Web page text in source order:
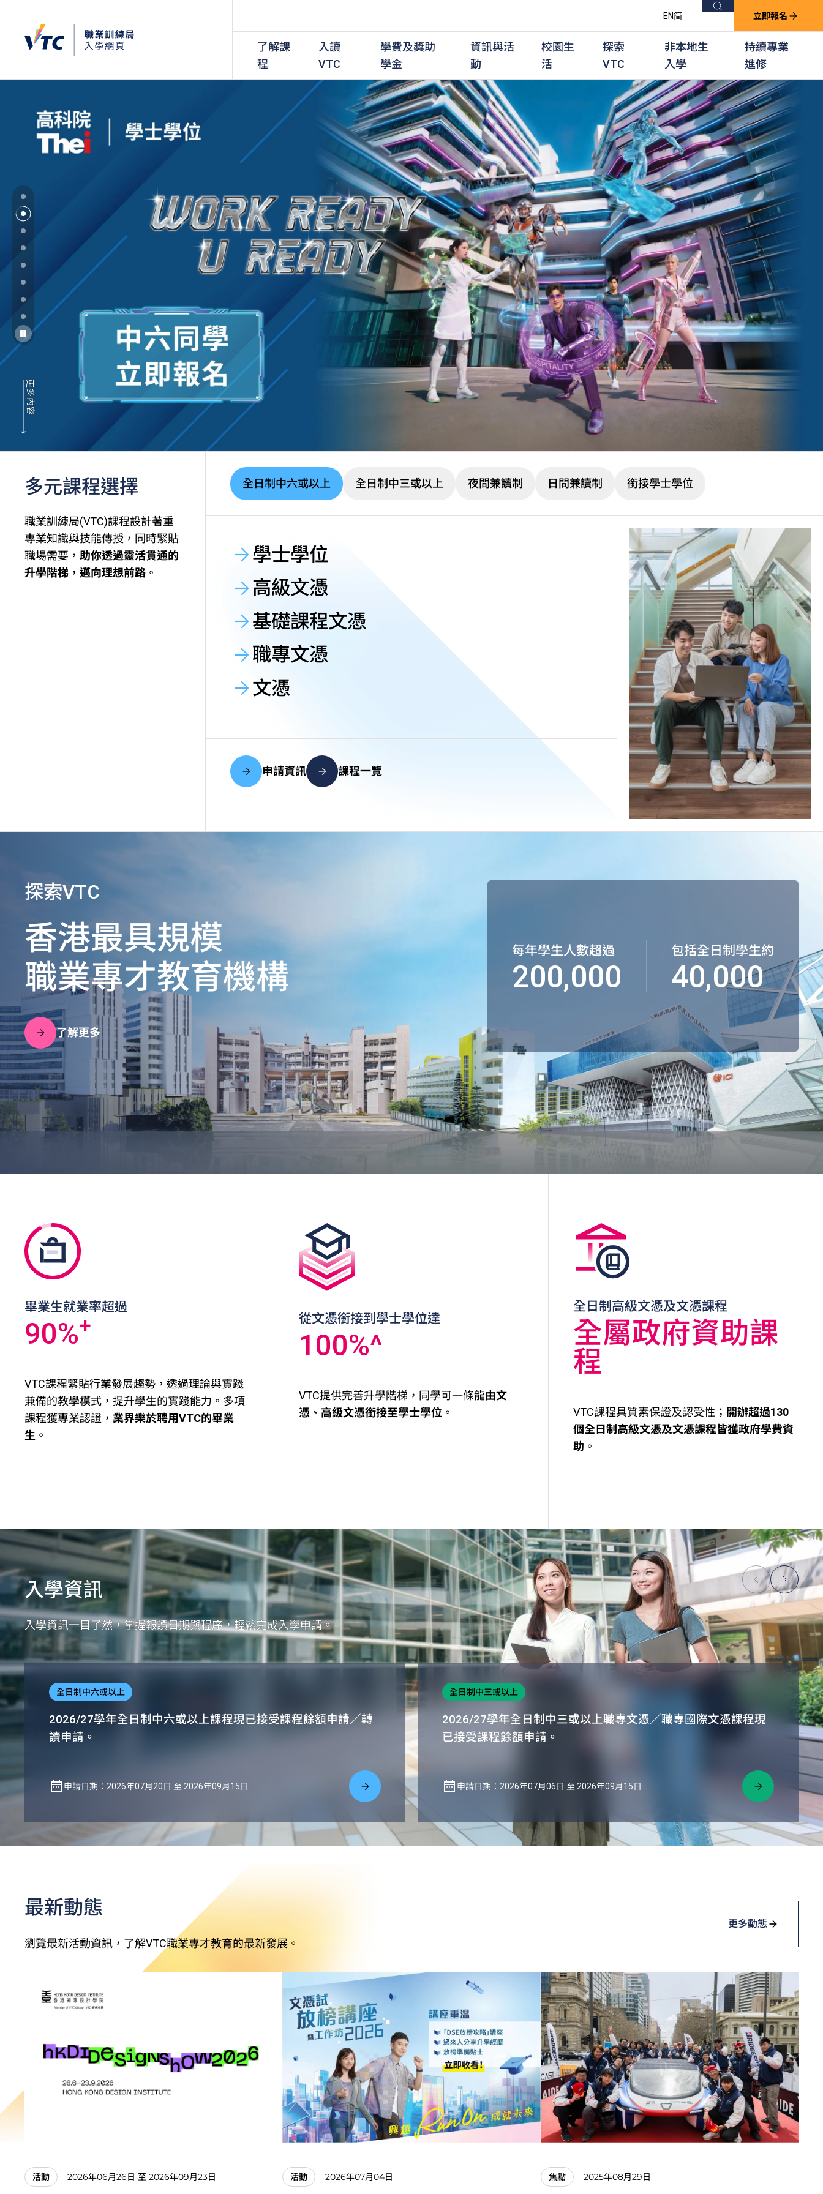
EN简 搜尋 立即報名
了解課
程
職前培訓課程
全日制中六或以上
全日制中三或以上
銜接學士學位
在職培訓課程
持續專業進修
夜間兼讀制
日間兼讀制
學歷程度
學士學位
高級文憑
文憑
證書
其他課程
應用學習課程
社群培訓計劃
其他專業課程
專業考試及認可
學徒及其他訓練計劃
入讀
VTC
職前培訓
全日制中六或以上
全日制中三或以上
銜接學士學位
在職培訓
持續專業進修
夜間兼讀制
日間兼讀制
學費及獎助
學金
學費及資助
全日制中六或以上
全日制中三或以上
夜間兼讀制
日間兼讀制
獎學金
獎學金及獎勵計劃
資訊與活
動
入學資訊
最新動態
活動重溫
校園生
活
探索
VTC
非本地生
入學
持續專業
進修
VTC入學網頁
更
多
內
容
多元課程選擇
職業訓練局(VTC)課程設計著重
專業知識與技能傳授，同時緊貼
職場需要， 助你透過靈活貫通的
升學階梯，邁向理想前路 。
全日制中六或以上 全日制中三或以上 夜間兼讀制 日間兼讀制 銜接學士學位
學士學位
高級文憑
基礎課程文憑
職專文憑
文憑
申請資訊 課程一覽
探索VTC
香港最具規模
職業專才教育機構
了解更多
每年學生人數超過
200,000
包括全日制學生約
40,000
畢業生就業率超過
90%+
VTC課程緊貼行業發展趨勢，透過理論與實踐
兼備的教學模式，提升學生的實踐能力。多項
課程獲專業認證， 業界樂於聘用VTC的畢業
生 。​
從文憑銜接到學士學位達
100%^
VTC提供完善升學階梯，同學可一條龍由文
憑、高級文憑銜接至學士學位 。​
全日制高級文憑及文憑課程
全屬政府資助課
程
VTC課程具質素保證及認受性； 開辦超過130
個全日制高級文憑及文憑課程皆獲政府學費資
助 。​
入學資訊
入學資訊一目了然，掌握報讀日期與程序，輕鬆完成入學申請。
全日制中六或以上
2026/27學年全日制中六或以上課程現已接受課程餘額申請／轉
讀申請。
申請日期：2026年07月20日 至 2026年09月15日
全日制中三或以上
2026/27學年全日制中三或以上職專文憑／職專國際文憑課程現
已接受課程餘額申請。
申請日期：2026年07月06日 至 2026年09月15日
最新動態
瀏覽最新活動資訊，了解VTC職業專才教育的最新發展。
更多動態
活動 2026年06月26日 至 2026年09月23日 活動 2026年07月04日 焦點 2025年08月29日